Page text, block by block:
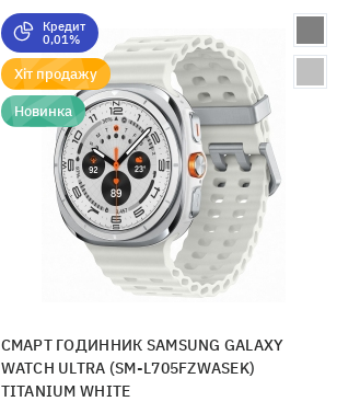
Кредит
0,01%
Хіт продажу
Новинка
СМАРТ ГОДИННИК SAMSUNG GALAXY
WATCH ULTRA (SM-L705FZWASEK)
TITANIUM WHITE